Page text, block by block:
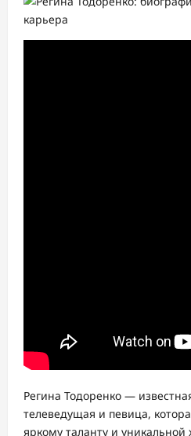
Регина Тодоренко —
телеведущая и певица,
яркому таланту и